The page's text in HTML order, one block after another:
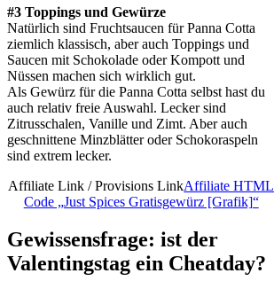
#3 Toppings und Gewürze
Natürlich sind Fruchtsaucen für Panna Cotta
ziemlich klassisch, aber auch Toppings und
Saucen mit Schokolade oder Kompott und
Nüssen machen sich wirklich gut.
Als Gewürz für die Panna Cotta selbst hast du
auch relativ freie Auswahl. Lecker sind
Zitrusschalen, Vanille und Zimt. Aber auch
geschnittene Minzblätter oder Schokoraspeln
sind extrem lecker.
Affiliate Link / Provisions LinkAffiliate HTML
Code „Just Spices Gratisgewürz [Grafik]“
Gewissensfrage: ist der
Valentingstag ein Cheatday?